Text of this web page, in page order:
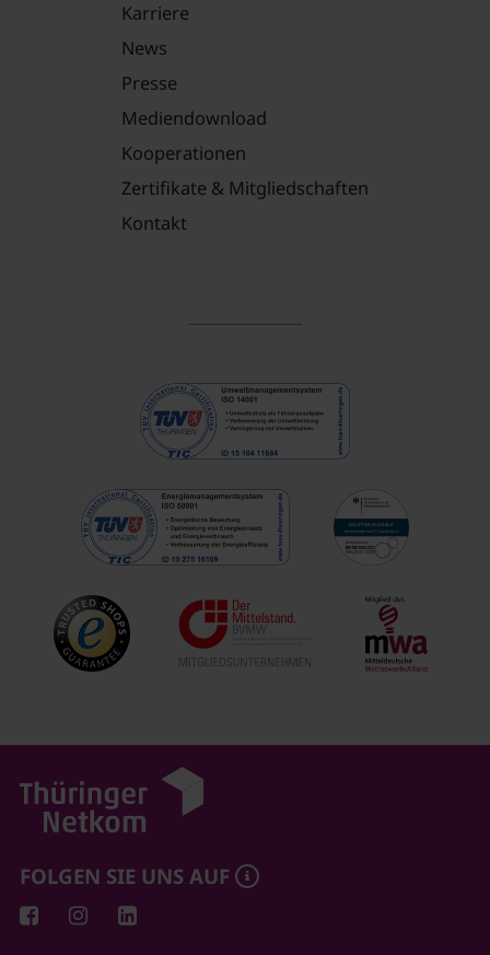
Karriere
News
Presse
Mediendownload
Kooperationen
Zertifikate & Mitgliedschaften
Kontakt
FOLGEN SIE UNS AUF